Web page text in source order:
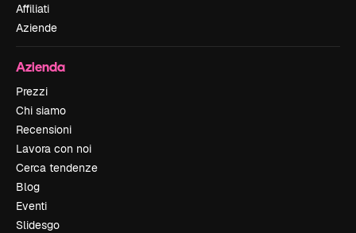
Affiliati
Aziende
Azienda
Prezzi
Chi siamo
Recensioni
Lavora con noi
Cerca tendenze
Blog
Eventi
Slidesgo